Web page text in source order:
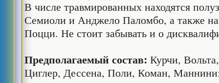
В числе травмированных находятся
Семиоли и Анджело Паломбо, а также
Поцци. Не стоит забывать и о
Предполагаемый состав: Курчи,
Циглер, Дессена, Поли, Коман,